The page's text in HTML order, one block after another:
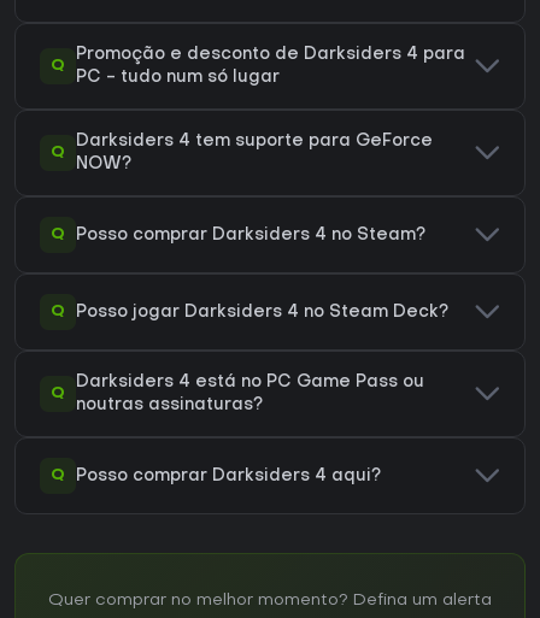
Q
Promoção e desconto de Darksiders 4 para
PC - tudo num só lugar
Q
Darksiders 4 tem suporte para GeForce
NOW?
Q Posso comprar Darksiders 4 no Steam?
Q Posso jogar Darksiders 4 no Steam Deck?
Q
Darksiders 4 está no PC Game Pass ou
noutras assinaturas?
Q Posso comprar Darksiders 4 aqui?
Quer comprar no melhor momento? Defina um alerta